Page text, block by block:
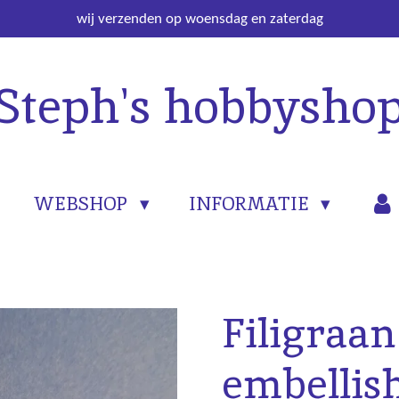
wij verzenden op woensdag en zaterdag
WEBSHOP INFORMATIE
Filigraan